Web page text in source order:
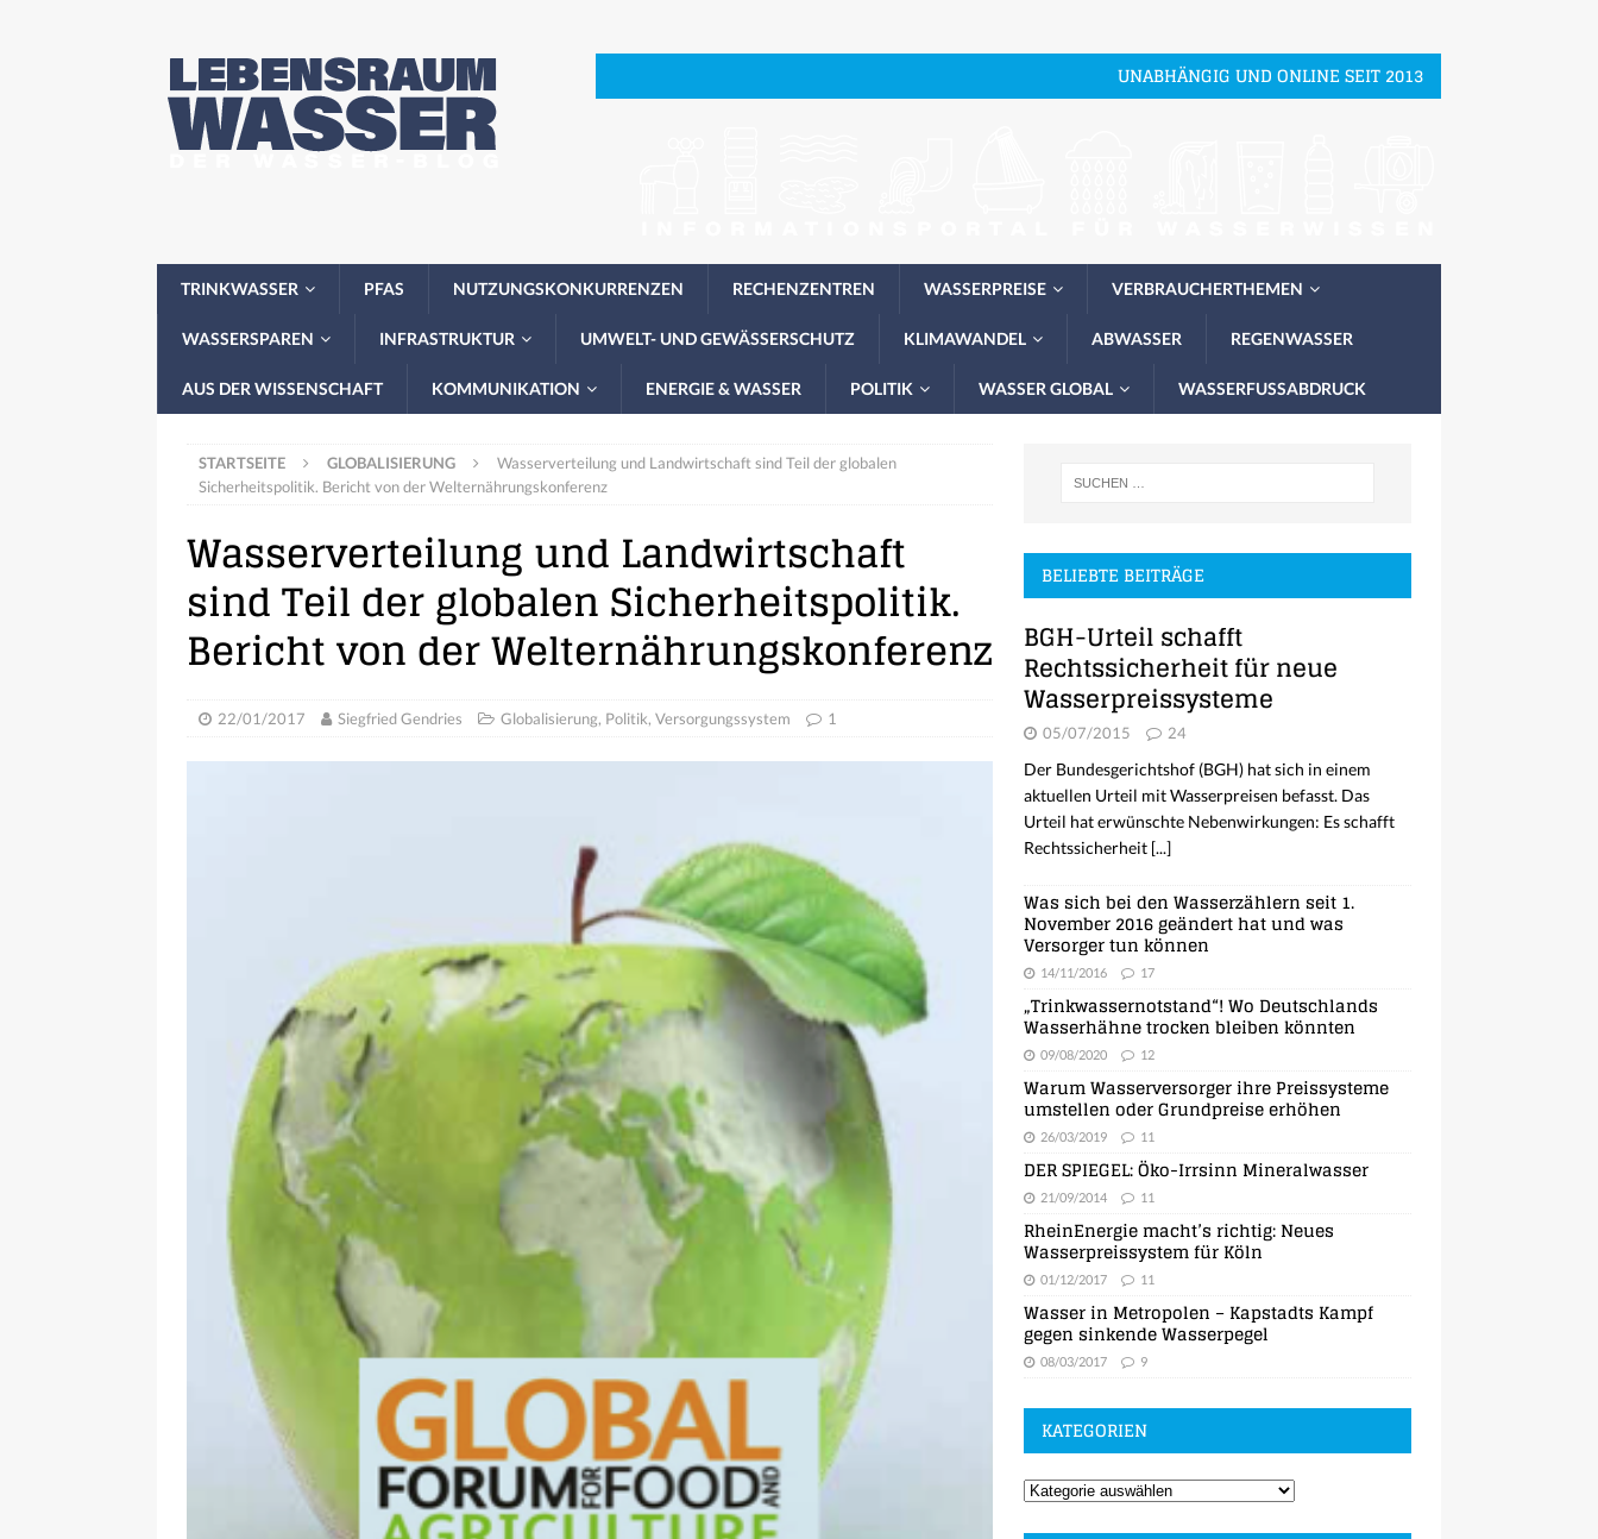
UNABHÄNGIG UND ONLINE SEIT 2013
TRINKWASSER PFAS NUTZUNGSKONKURRENZEN RECHENZENTREN WASSERPREISE VERBRAUCHERTHEMEN
WASSERSPAREN INFRASTRUKTUR UMWELT- UND GEWÄSSERSCHUTZ KLIMAWANDEL ABWASSER REGENWASSER
AUS DER WISSENSCHAFT KOMMUNIKATION ENERGIE & WASSER POLITIK WASSER GLOBAL WASSERFUSSABDRUCK
STARTSEITE GLOBALISIERUNG
Wasserverteilung und Landwirtschaft sind Teil der globalen
Sicherheitspolitik. Bericht von der Welternährungskonferenz
Wasserverteilung und Landwirtschaft
sind Teil der globalen Sicherheitspolitik.
Bericht von der Welternährungskonferenz
22/01/2017 Siegfried Gendries Globalisierung, Politik, Versorgungssystem 1
BELIEBTE BEITRÄGE
BGH-Urteil schafft
Rechtssicherheit für neue
Wasserpreissysteme
05/07/2015 24
Der Bundesgerichtshof (BGH) hat sich in einem
aktuellen Urteil mit Wasserpreisen befasst. Das
Urteil hat erwünschte Nebenwirkungen: Es schafft
Rechtssicherheit [...]
Was sich bei den Wasserzählern seit 1.
November 2016 geändert hat und was
Versorger tun können
14/11/2016 17
„Trinkwassernotstand“! Wo Deutschlands
Wasserhähne trocken bleiben könnten
09/08/2020 12
Warum Wasserversorger ihre Preissysteme
umstellen oder Grundpreise erhöhen
26/03/2019 11
DER SPIEGEL: Öko-Irrsinn Mineralwasser
21/09/2014 11
RheinEnergie macht’s richtig: Neues
Wasserpreissystem für Köln
01/12/2017 11
Wasser in Metropolen – Kapstadts Kampf
gegen sinkende Wasserpegel
08/03/2017 9
KATEGORIEN